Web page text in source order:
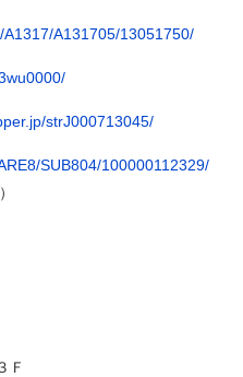
A131705/13051750/
strJ000713045/
SUB804/100000112329/
Ｆ